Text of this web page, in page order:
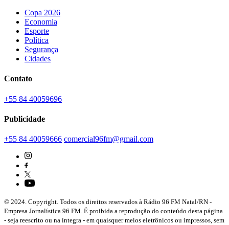
Copa 2026
Economia
Esporte
Política
Segurança
Cidades
Contato
+55 84 40059696
Publicidade
+55 84 40059666 comercial96fm@gmail.com
© 2024. Copyright. Todos os direitos reservados à Rádio 96 FM Natal/RN -
Empresa Jornalística 96 FM. É proibida a reprodução do conteúdo desta página
- seja reescrito ou na íntegra - em quaisquer meios eletrônicos ou impressos, sem